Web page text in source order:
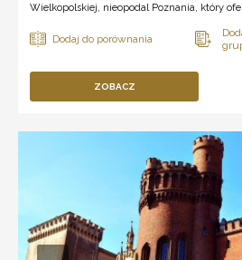
Wielkopolskiej, nieopodal Poznania, który
ZOBACZ